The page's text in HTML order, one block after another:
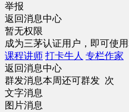
举报
返回消息中心
暂无权限
成为三茅认证用户，即可使
课程讲师 打卡牛人 专栏作家
返回消息中心
群发消息本周还可群发 次
文字消息
图片消息